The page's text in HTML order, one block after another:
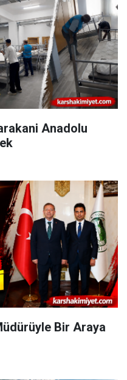
Anadolu
Bir Araya